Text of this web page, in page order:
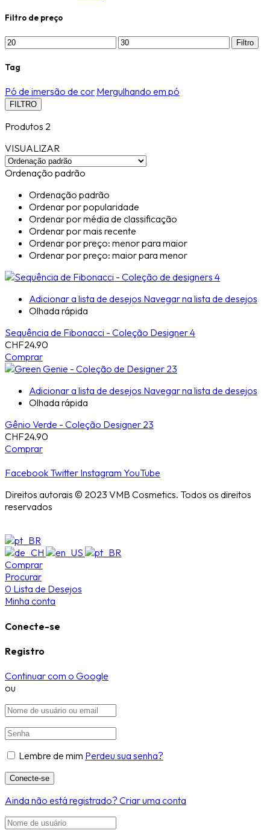
Filtro de preço
Filtro
Tag
Pó de imersão de cor Mergulhando em pó
FILTRO
Produtos 2
VISUALIZAR
Ordenação padrão
Ordenação padrão
Ordenar por popularidade
Ordenar por média de classificação
Ordenar por mais recente
Ordenar por preço: menor para maior
Ordenar por preço: maior para menor
Adicionar a lista de desejos Navegar na lista de desejos
Olhada rápida
Sequência de Fibonacci - Coleção Designer 4
CHF24.90
Comprar
Adicionar a lista de desejos Navegar na lista de desejos
Olhada rápida
Gênio Verde - Coleção Designer 23
CHF24.90
Comprar
Facebook Twitter Instagram YouTube
Direitos autorais © 2023 VMB Cosmetics. Todos os direitos
reservados
Comprar
Procurar
0 Lista de Desejos
Minha conta
Conecte-se
Registro
Continuar com o Google
ou
Lembre de mim Perdeu sua senha?
Ainda não está registrado? Criar uma conta